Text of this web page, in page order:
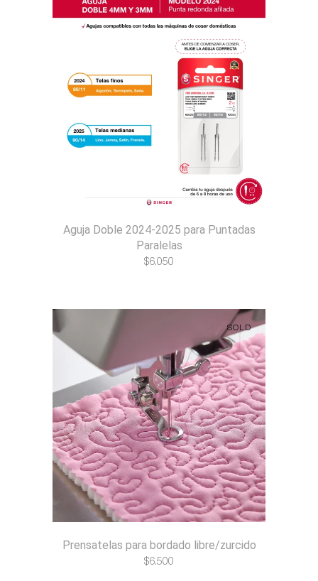
Aguja Doble 2024-2025 para Puntadas
Paralelas
$6.050
SOLD
Prensatelas para bordado libre/zurcido
$6.500